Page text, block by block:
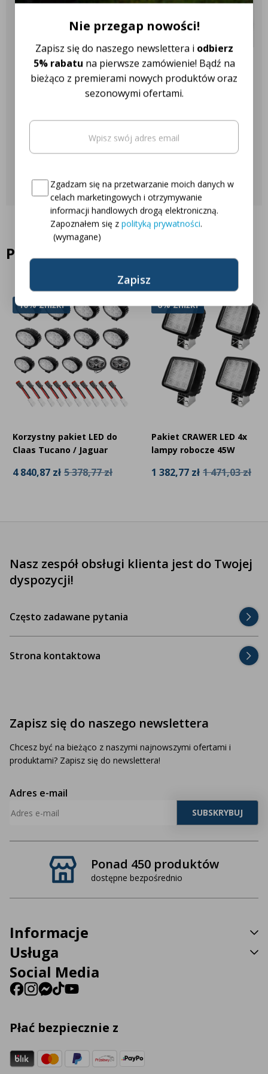
Fendt Case Renault
Deutz Fahr Massey Ferguson
Nasza obsługa klienta jest do
Twojej dyspozycji!
Najczęściej zadawane pytania
Podobne produkty
10% Zniżki
Korzystny pakiet LED do
Claas Tucano / Jaguar
4 840,87 zł 5 378,77 zł
6% Zniżki
Pakiet CRAWER LED 4x
lampy robocze 45W
1 382,77 zł 1 471,03 zł
Ponad 450 produktów
dostępne bezpośrednio
Nasz zespół obsługi klienta jest do Twojej
dyspozycji!
Często zadawane pytania
Strona kontaktowa
Zapisz się do naszego newslettera
Chcesz być na bieżąco z naszymi najnowszymi ofertami i
produktami? Zapisz się do newslettera!
Adres e-mail
Informacje
Usługa
Social Media
Płać bezpiecznie z
Nie przegap nowości!
Zapisz się do naszego newslettera i odbierz
5% rabatu na pierwsze zamówienie! Bądź na
bieżąco z premierami nowych produktów oraz
sezonowymi ofertami.
Email
Consent (wymagane)
Zgadzam się na przetwarzanie moich danych w
celach marketingowych i otrzymywanie
informacji handlowych drogą elektroniczną.
Zapoznałem się z polityką prywatności.
(wymagane)
Oto Twój kod zniżkowy na